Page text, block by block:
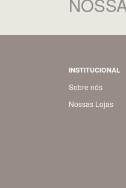
INSTITUCIONAL
Sobre nós
Nossas Lojas